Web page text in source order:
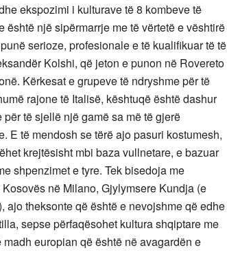
ekspozimi i kulturave të 8 kombeve të
një sipërmarrje me të vërtetë e vështirë
serioze, profesionale e të kualifikuar të të
Kolshi, që jeton e punon në Rovereto
Kërkesat e grupeve të ndryshme për të
rajone të Italisë, kështuqë është dashur
të sjellë një gamë sa më të gjerë
E të mendosh se tërë ajo pasuri kostumesh,
krejtësisht mbi baza vullnetare, e bazuar
shpenzimet e tyre. Tek bisedoja me
në Milano, Gjylymsere Kundja (e
theksonte që është e nevojshme që edhe
sepse përfaqësohet kultura shqiptare me
europian që është në avagardën e